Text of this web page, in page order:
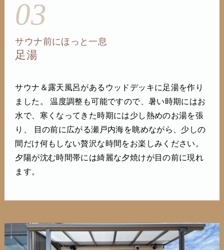
03
サウナ前にほっと一息
足湯
サウナ＆露天風呂があるウッドデッキに足湯を作り
ました。 温度調整も可能ですので、暑い時期にはお
水で、寒くなってきた時期には少し熱めのお湯を張
り、 目の前に広がる瀬戸内海を眺めながら、少しの
間だけ何もしない贅沢な時間をお楽しみください。
夕陽が沈む時間帯には綺麗な夕焼けが目の前に現れ
ます。